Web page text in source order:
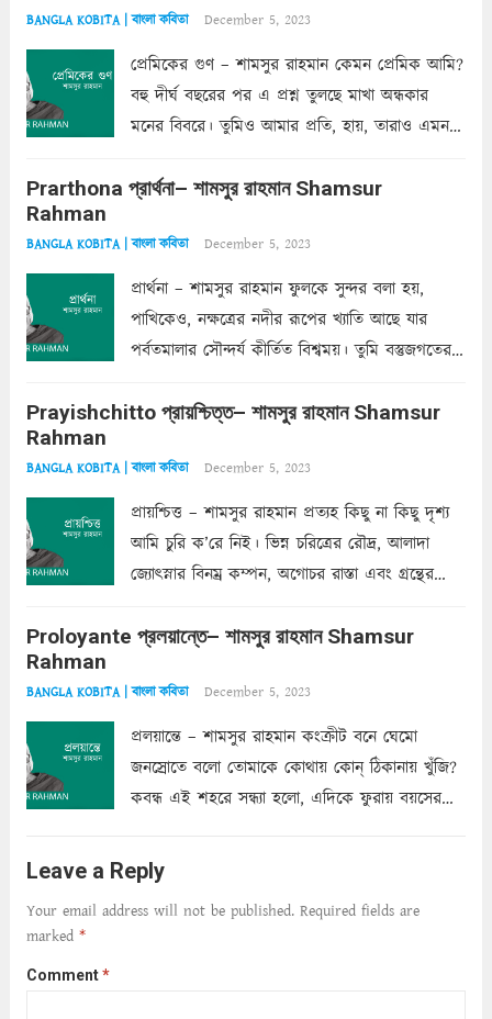
BANGLA KOBITA | বাংলা কবিতা December 5, 2023
প্রেমিকের গুণ – শামসুর রাহমান কেমন প্রেমিক আমি?
বহু দীর্ঘ বছরের পর এ প্রশ্ন তুলছে মাখা অন্ধকার
মনের বিবরে। তুমিও আমার প্রতি, হায়, তারাও এমন
একান্ত জরুরি- নইলে একটি দেয়াল নিমেষেই ভীষণ
Prarthona প্রার্থনা– শামসুর রাহমান Shamsur
Rahman
BANGLA KOBITA | বাংলা কবিতা December 5, 2023
প্রার্থনা – শামসুর রাহমান ফুলকে সুন্দর বলা হয়,
পাখিকেও, নক্ষত্রের নদীর রূপের খ্যাতি আছে যার
পর্বতমালার সৌন্দর্য কীর্তিত বিশ্বময়। তুমি বস্তুজগতের
তার সুষমায় পার্থক্য অনেক। তোমাকে সুন্দরী বলা চলে,
Prayishchitto প্রায়শ্চিত্ত– শামসুর রাহমান Shamsur
Rahman
BANGLA KOBITA | বাংলা কবিতা December 5, 2023
প্রায়শ্চিত্ত – শামসুর রাহমান প্রত্যহ কিছু না কিছু দৃশ্য
আমি চুরি ক’রে নিই। ভিন্ন চরিত্রের রৌদ্র, আলাদা
জ্যোৎস্নার বিনম্র কম্পন, অগোচর রাস্তা এবং গ্রন্থের
ছায়াচ্ছন্ন মোহন মিথুন মূর্তি, লোপামুদ্রা ভীষণ বিব্রত
Proloyante প্রলয়ান্তে– শামসুর রাহমান Shamsur
Rahman
BANGLA KOBITA | বাংলা কবিতা December 5, 2023
প্রলয়ান্তে – শামসুর রাহমান কংক্রীট বনে ঘেমো
জনস্রোতে বলো তোমাকে কোথায় কোন্‌ ঠিকানায় খুঁজি?
কবন্ধ এই শহরে সন্ধ্যা হলো, এদিকে ফুরায় বয়সের
আমার শরীরে সখ্য গড়ে, তোমার গহন ঊর্মিল যৌবন
আনে আশ্বন...
Leave a Reply
Your email address will not be published. Required fields are
marked *
Comment*